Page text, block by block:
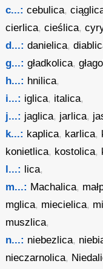
c...: cebulica,
cierlica,cieślica,
d...: danielica,
g...: gładkolica,
h...: hnilica,
i...: iglica, italica,
j...: jaglica, jarlica,
k...: kaplica, karlica,
konietlica, kostolica,
l...: lica,
m...: Machalica,
mglica, miecielica,
muszlica,
n...: niebezlica,
nieczarnolica,